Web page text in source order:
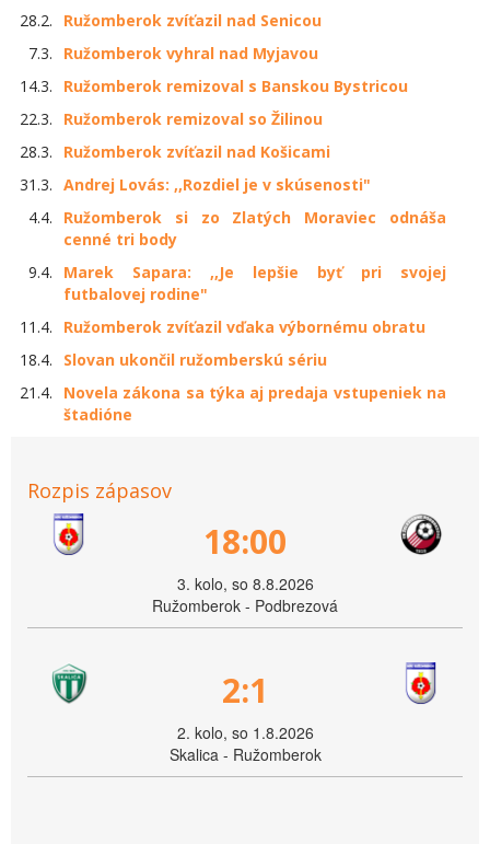
28.2.
Ružomberok zvíťazil nad Senicou
7.3.
Ružomberok vyhral nad Myjavou
14.3.
Ružomberok remizoval s Banskou Bystricou
22.3.
Ružomberok remizoval so Žilinou
28.3.
Ružomberok zvíťazil nad Košicami
31.3. Andrej Lovás: ,,Rozdiel je v skúsenosti"
4.4.
Ružomberok si zo Zlatých Moraviec odnáša
cenné tri body
9.4.
Marek Sapara: ,,Je lepšie byť pri svojej
futbalovej rodine"
11.4.
Ružomberok zvíťazil vďaka výbornému obratu
18.4.
Slovan ukončil ružomberskú sériu
21.4.
Novela zákona sa týka aj predaja vstupeniek na
štadióne
Rozpis zápasov
18:00
3. kolo, so 8.8.2026
Ružomberok - Podbrezová
2:1
2. kolo, so 1.8.2026
Skalica - Ružomberok